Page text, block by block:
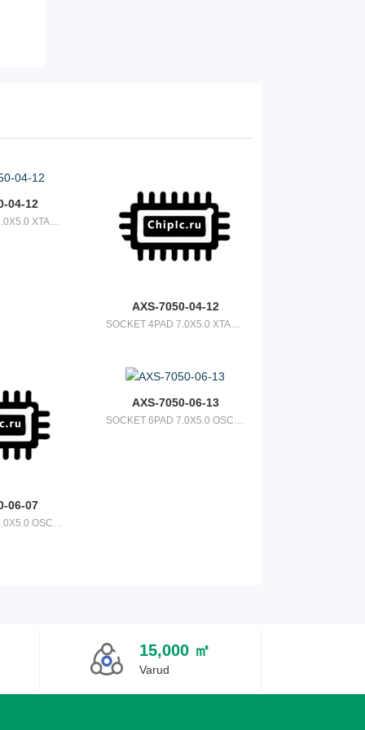
04-12
AXS-7050-04-12
SOCKET 4PAD 7.0X5.0 XTAL OR OSC
06-07
SOCKET 6PAD 7.0X5.0 OSCILLATOR
AXS-7050-06-13
15,000 ㎡
Varud